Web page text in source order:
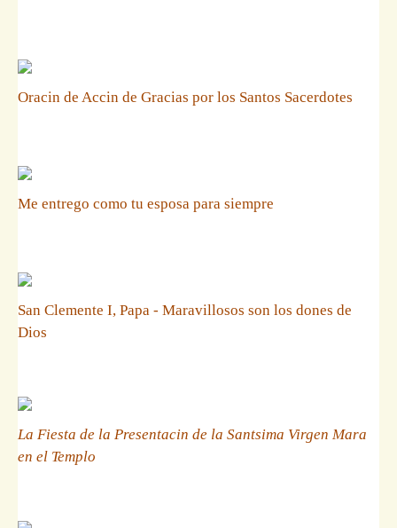
Oracin de Accin de Gracias por los Santos Sacerdotes
Me entrego como tu esposa para siempre
San Clemente I, Papa - Maravillosos son los dones de
Dios
La Fiesta de la Presentacin de la Santsima Virgen Mara
en el Templo